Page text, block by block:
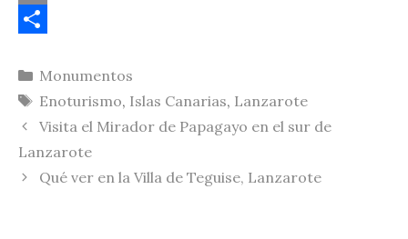
p
L
i
n
e
s
k
E
a
i
o
m
p
Categorías
Monumentos
Etiquetas
Enoturismo, Islas Canarias, Lanzarote
Visita el Mirador de Papagayo en el sur de
Lanzarote
Qué ver en la Villa de Teguise, Lanzarote